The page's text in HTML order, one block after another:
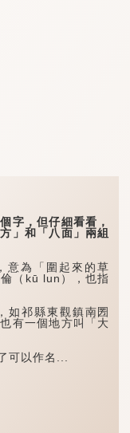
，但仔細看看，
」和「八面」兩組
為「圍起來的草
（kū lun），也指
祁縣東觀鎮南圐
有一個地方叫「大
以作名...